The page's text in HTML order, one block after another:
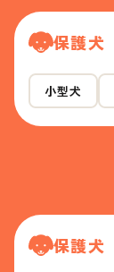
保護犬
小型犬
保護犬